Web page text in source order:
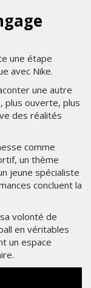
une étape
avec Nike.
une autre
plus ouverte, plus
des réalités
comme
un thème
jeune spécialiste
concluent la
volonté de
en véritables
un espace